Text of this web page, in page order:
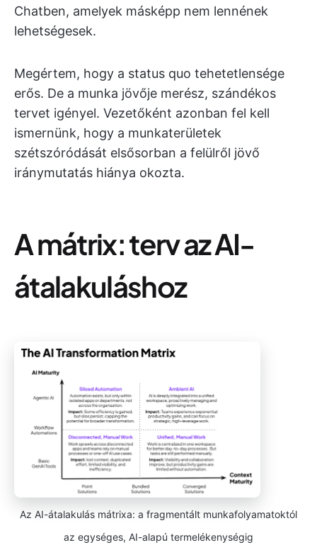
Chatben, amelyek másképp nem lennének
lehetségesek.
Megértem, hogy a status quo tehetetlensége
erős. De a munka jövője merész, szándékos
tervet igényel. Vezetőként azonban fel kell
ismernünk, hogy a munkaterületek
szétszóródását elsősorban a felülről jövő
iránymutatás hiánya okozta.
A mátrix: terv az AI-
átalakuláshoz
Az AI-átalakulás mátrixa: a fragmentált munkafolyamatoktól
az egységes, AI-alapú termelékenységig